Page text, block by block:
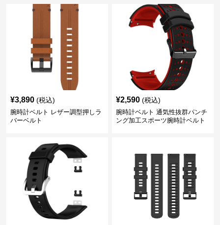
¥3,890 (税込)
腕時計ベルト レザー調型押しラ
バーベルト
¥2,590 (税込)
腕時計ベルト 通気性抜群パンチ
ング加工スポーツ腕時計ベルト